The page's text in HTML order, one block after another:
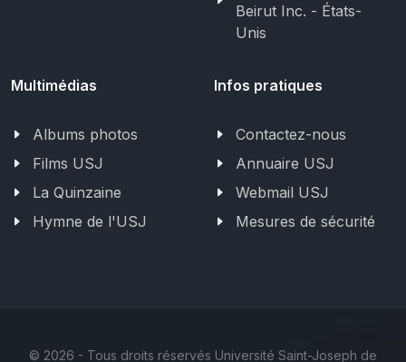
Beirut Inc. - États-
Unis
Multimédias
Albums photos
Films USJ
La Quinzaine
Hymne de l'USJ
Infos pratiques
Contactez-nous
Annuaire USJ
Webmail USJ
Mesures de sécurité
© 2026 - Tous droits réservés Université Saint-Joseph de